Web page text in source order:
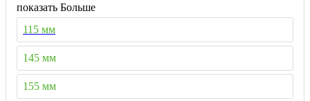
показать Больше
115 мм
145 мм
155 мм